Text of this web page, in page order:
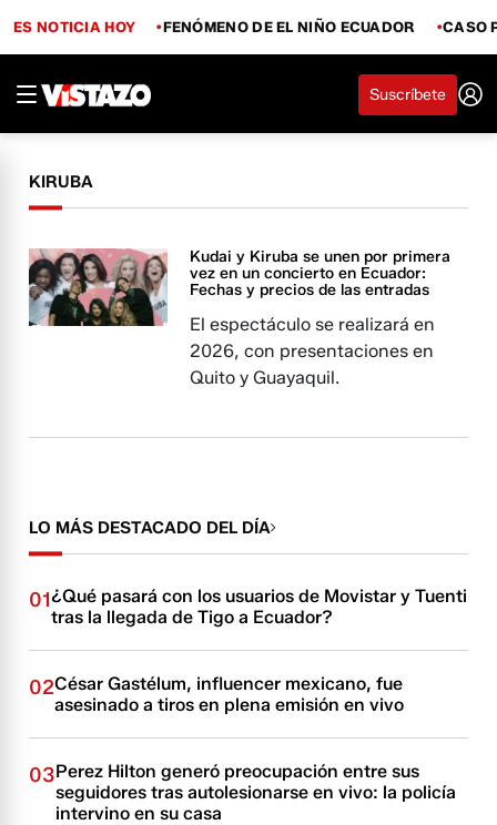
ES NOTICIA HOY FENÓMENO DE EL NIÑO ECUADOR CASO
Suscríbete
KIRUBA
Kudai y Kiruba se unen por primera
vez en un concierto en Ecuador:
Fechas y precios de las entradas
El espectáculo se realizará en
2026, con presentaciones en
Quito y Guayaquil.
LO MÁS DESTACADO DEL DÍA
01¿Qué pasará con los usuarios de Movistar y Tuenti
tras la llegada de Tigo a Ecuador?
02César Gastélum, influencer mexicano, fue
asesinado a tiros en plena emisión en vivo
03Perez Hilton generó preocupación entre sus
seguidores tras autolesionarse en vivo: la policía
intervino en su casa